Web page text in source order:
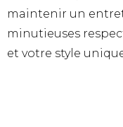
maintenir un
minutieuses
et votre style